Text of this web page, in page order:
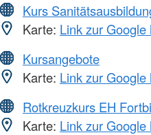
Kurs
Karte: Link zur
Kursangebote
Karte: Link zur
Rotkreuzkurs EH
Karte: Link zur